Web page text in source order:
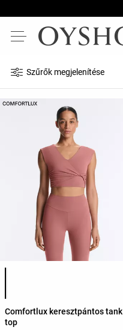
Szűrők megjelenítése
Comfortlux keresztpántos tank
top